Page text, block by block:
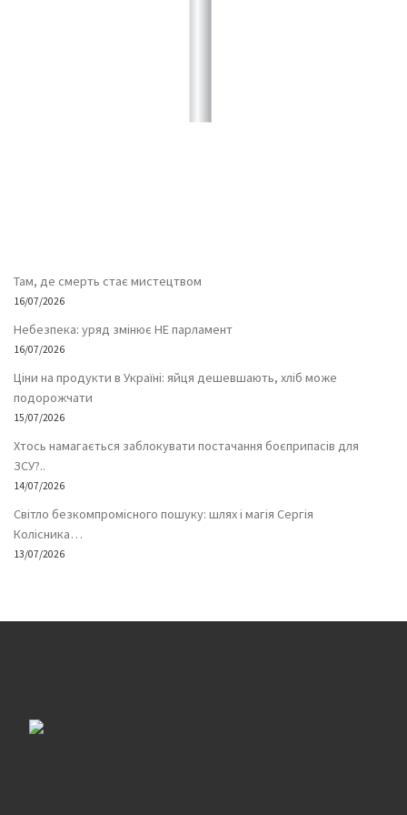
Там, де смерть стає мистецтвом
16/07/2026
Небезпека: уряд змінює НЕ парламент
16/07/2026
Ціни на продукти в Україні: яйця дешевшають, хліб може
подорожчати
15/07/2026
Хтось намагається заблокувати постачання боєприпасів для
ЗСУ?..
14/07/2026
Світло безкомпромісного пошуку: шлях і магія Сергія
Колісника…
13/07/2026